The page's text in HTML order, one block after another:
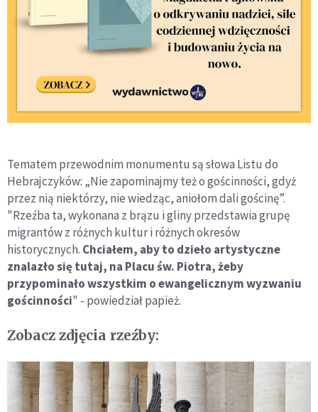
Tematem przewodnim monumentu są słowa Listu do
Hebrajczyków: „Nie zapominajmy też o gościnności, gdyż
przez nią niektórzy, nie wiedząc, aniołom dali gościnę”.
"Rzeźba ta, wykonana z brązu i gliny przedstawia grupę
migrantów z różnych kultur i różnych okresów
historycznych. Chciałem, aby to dzieło artystyczne
znalazło się tutaj, na Placu św. Piotra, żeby
przypominało wszystkim o ewangelicznym wyzwaniu
gościnności" - powiedział papież.
Zobacz zdjęcia rzeźby: